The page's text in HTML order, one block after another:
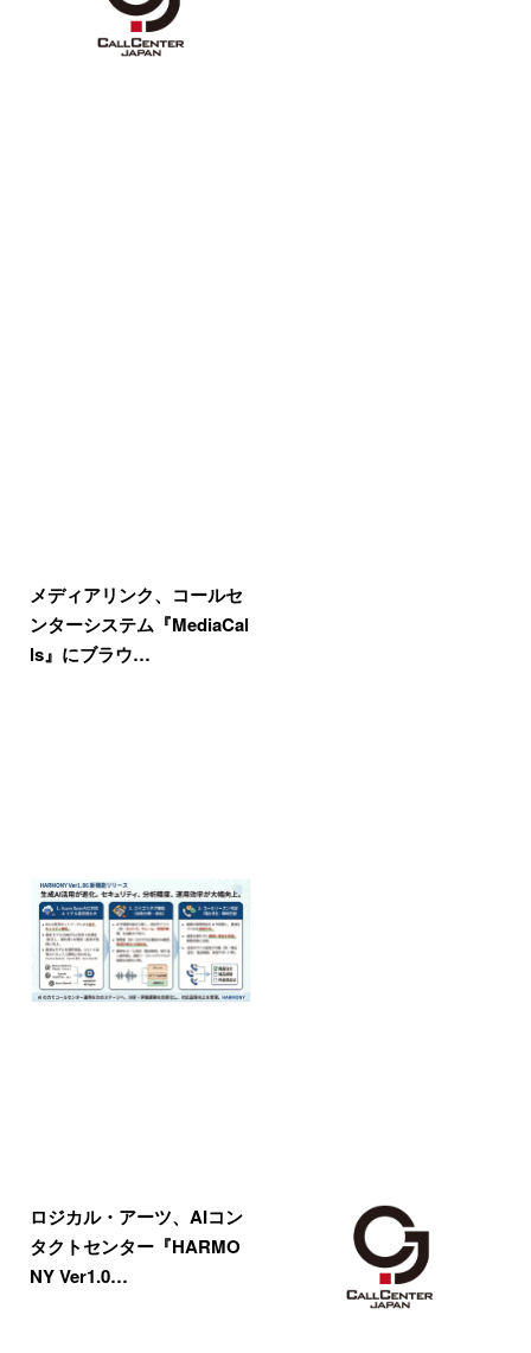
メディアリンク、コールセ
ンターシステム『MediaCal
ls』にブラウ…
ロジカル・アーツ、AIコン
タクトセンター『HARMO
NY Ver1.0…